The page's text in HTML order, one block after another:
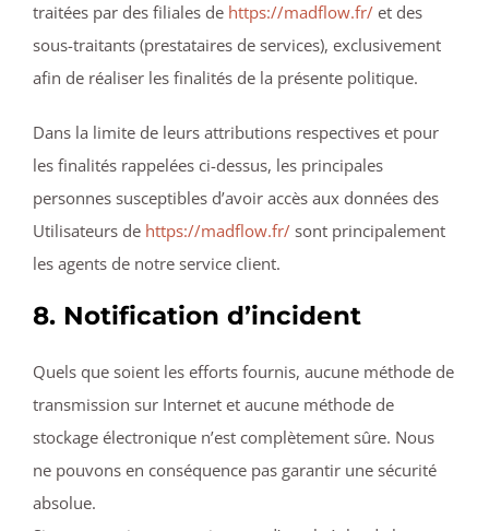
traitées par des filiales de https://madflow.fr/et des
sous-traitants (prestataires de services), exclusivement
afin de réaliser les finalités de la présente politique.
Dans la limite de leurs attributions respectives et pour
les finalités rappelées ci-dessus, les principales
personnes susceptibles d’avoir accès aux données des
Utilisateurs de https://madflow.fr/sont principalement
les agents de notre service client.
8. Notification d’incident
Quels que soient les efforts fournis, aucune méthode de
transmission sur Internet et aucune méthode de
stockage électronique n’est complètement sûre. Nous
ne pouvons en conséquence pas garantir une sécurité
absolue.